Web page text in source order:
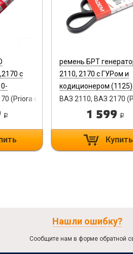
с
(Priora седан)
i
ремень БРТ
2110, 2170 с ГУРом и
кодиционером (1125)
упаковка 2110-
ВАЗ 2110, ВАЗ 2170
1 599 i
Купить
Нашли ошибку?
Сообщите нам в форме обратной